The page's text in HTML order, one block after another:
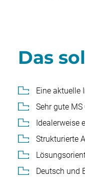
Das
Eine aktuelle
Sehr gute
Idealerweise
Strukturierte
Deutsch und